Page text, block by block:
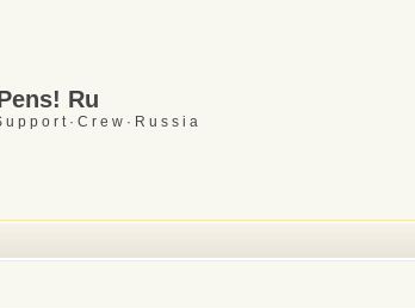
Ru
u p p o r t · C r e w · R u s s i a